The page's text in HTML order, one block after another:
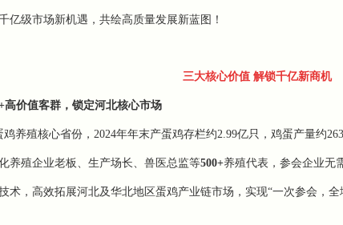
亿级市场新机遇，共绘高质量发展新蓝图！
三大核心价值 解锁千亿新商机
高价值客群，锁定河北核心市场
鸡养殖核心省份，2024年年末产蛋鸡存栏约2.99亿只，鸡蛋产量约
养殖企业老板、生产场长、兽医总监等500+养殖代表，参会企业无
术，高效拓展河北及华北地区蛋鸡产业链市场，实现“一次参会，全